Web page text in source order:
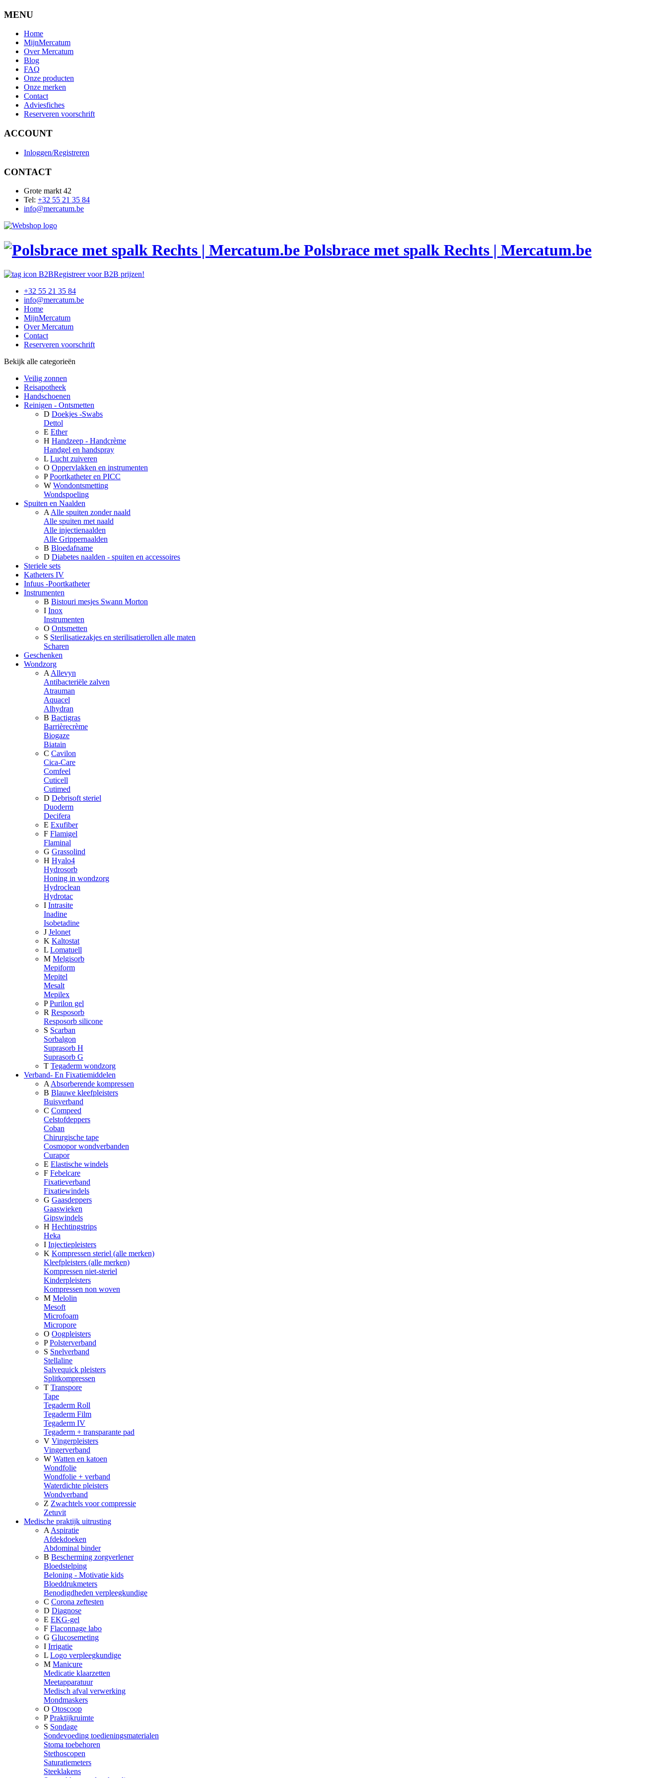
MENU
Home
MijnMercatum
Over Mercatum
Blog
FAQ
Onze producten
Onze merken
Contact
Adviesfiches
Reserveren voorschrift
ACCOUNT
Inloggen/Registreren
CONTACT
Grote markt 42
Tel: +32 55 21 35 84
info@mercatum.be
Polsbrace met spalk Rechts | Mercatum.be
Registreer voor B2B prijzen!
+32 55 21 35 84
info@mercatum.be
Home
MijnMercatum
Over Mercatum
Contact
Reserveren voorschrift
Bekijk alle categorieën
Veilig zonnen
Reisapotheek
Handschoenen
Reinigen - Ontsmetten
D Doekjes -Swabs
Dettol
E Ether
H Handzeep - Handcrème
Handgel en handspray
L Lucht zuiveren
O Oppervlakken en instrumenten
P Poortkatheter en PICC
W Wondontsmetting
Wondspoeling
Spuiten en Naalden
A Alle spuiten zonder naald
Alle spuiten met naald
Alle injectienaalden
Alle Grippernaalden
B Bloedafname
D Diabetes naalden - spuiten en accessoires
Steriele sets
Katheters IV
Infuus -Poortkatheter
Instrumenten
B Bistouri mesjes Swann Morton
I Inox
Instrumenten
O Ontsmetten
S Sterilisatiezakjes en sterilisatierollen alle maten
Scharen
Geschenken
Wondzorg
A Allevyn
Antibacteriële zalven
Atrauman
Aquacel
Alhydran
B Bactigras
Barrièrecrème
Biogaze
Biatain
C Cavilon
Cica-Care
Comfeel
Cuticell
Cutimed
D Debrisoft steriel
Duoderm
Decifera
E Exufiber
F Flamigel
Flaminal
G Grassolind
H Hyalo4
Hydrosorb
Honing in wondzorg
Hydroclean
Hydrotac
I Intrasite
Inadine
Isobetadine
J Jelonet
K Kaltostat
L Lomatuell
M Melgisorb
Mepiform
Mepitel
Mesalt
Mepilex
P Purilon gel
R Resposorb
Resposorb silicone
S Scarban
Sorbalgon
Suprasorb H
Suprasorb G
T Tegaderm wondzorg
Verband- En Fixatiemiddelen
A Absorberende kompressen
B Blauwe kleefpleisters
Buisverband
C Compeed
Celstofdeppers
Coban
Chirurgische tape
Cosmopor wondverbanden
Curapor
E Elastische windels
F Febelcare
Fixatieverband
Fixatiewindels
G Gaasdeppers
Gaaswieken
Gipswindels
H Hechtingstrips
Heka
I Injectiepleisters
K Kompressen steriel (alle merken)
Kleefpleisters (alle merken)
Kompressen niet-steriel
Kinderpleisters
Kompressen non woven
M Melolin
Mesoft
Microfoam
Micropore
O Oogpleisters
P Polsterverband
S Snelverband
Stellaline
Salvequick pleisters
Splitkompressen
T Transpore
Tape
Tegaderm Roll
Tegaderm Film
Tegaderm IV
Tegaderm + transparante pad
V Vingerpleisters
Vingerverband
W Watten en katoen
Wondfolie
Wondfolie + verband
Waterdichte pleisters
Wondverband
Z Zwachtels voor compressie
Zetuvit
Medische praktijk uitrusting
A Aspiratie
Afdekdoeken
Abdominal binder
B Bescherming zorgverlener
Bloedstelping
Beloning - Motivatie kids
Bloeddrukmeters
Benodigdheden verpleegkundige
C Corona zeftesten
D Diagnose
E EKG-gel
F Flaconnage labo
G Glucosemeting
I Irrigatie
L Logo verpleegkundige
M Manicure
Medicatie klaarzetten
Meetapparatuur
Medisch afval verwerking
Mondmaskers
O Otoscoop
P Praktijkruimte
S Sondage
Sondevoeding toedieningsmaterialen
Stoma toebehoren
Stethoscopen
Saturatiemeters
Steeklakens